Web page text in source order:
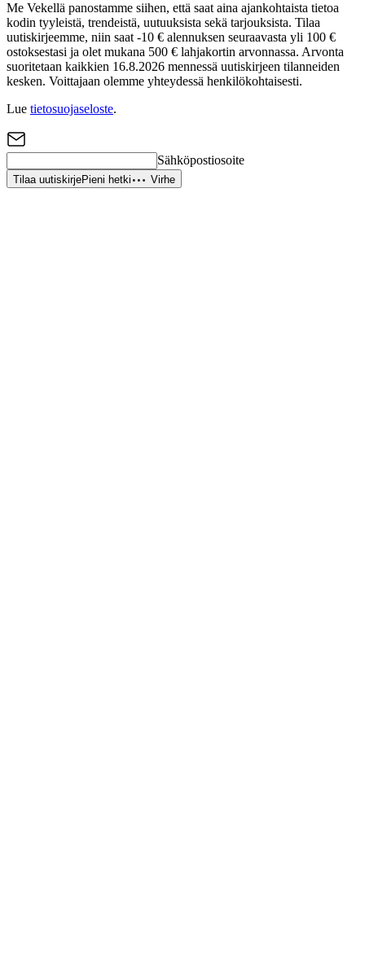
Me Vekellä panostamme siihen, että saat aina ajankohtaista tietoa
kodin tyyleistä, trendeistä, uutuuksista sekä tarjouksista. Tilaa
uutiskirjeemme, niin saat -10 € alennuksen seuraavasta yli 100 €
ostoksestasi ja olet mukana 500 € lahjakortin arvonnassa. Arvonta
suoritetaan kaikkien 16.8.2026 mennessä uutiskirjeen tilanneiden
kesken. Voittajaan olemme yhteydessä henkilökohtaisesti.
Lue tietosuojaseloste.
Sähköpostiosoite
Tilaa uutiskirjePieni hetki Virhe